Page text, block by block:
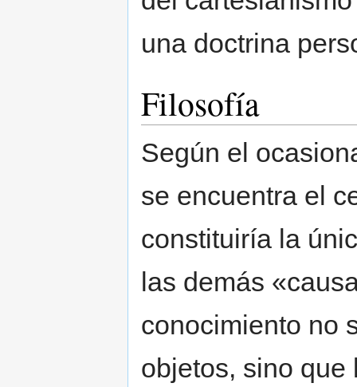
una doctrina
Filosofía
Según el
se encuentra el
constituiría la
las demás
conocimiento no
objetos, sino que